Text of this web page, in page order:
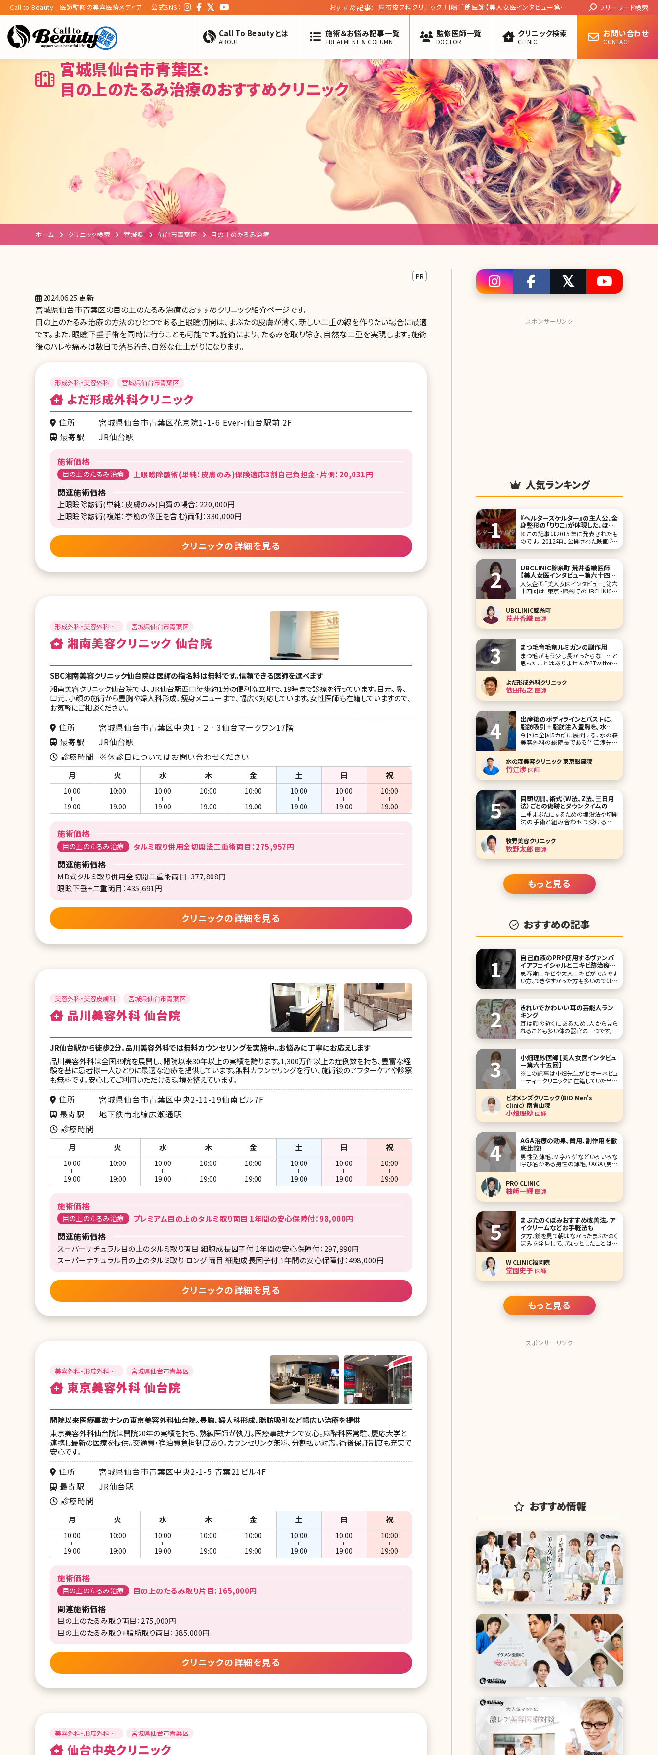
Call to Beauty - 医師監修の美容医療メディア 公式SNS： おすすめ記事:
麻布皮フ科クリニック 川嶋千朗医師【美人女医インタビュー第十
Search:
フリーワード検索
Call To Beautyとは
ABOUT
施術＆お悩み記事一覧
TREATMENT & COLUMN
監修医師一覧
DOCTOR
クリニック検索
CLINIC
お問い合わせ
CONTACT
宮城県仙台市青葉区:
目の上のたるみ治療のおすすめクリニック
ホーム クリニック検索 宮城県 仙台市青葉区 目の上のたるみ治療
PR
2024.06.25 更新
宮城県仙台市青葉区の目の上のたるみ治療のおすすめクリニック紹介ページです。
目の上のたるみ治療の方法のひとつである上眼瞼切開は、まぶたの皮膚が薄く、新しい二重の線を作りたい場合に最適
です。また、眼瞼下垂手術を同時に行うことも可能です。施術により、たるみを取り除き、自然な二重を実現します。施術
後のハレや痛みは数日で落ち着き、自然な仕上がりになります。
形成外科・美容外科 宮城県仙台市青葉区
よだ形成外科クリニック
住所
宮城県仙台市青葉区花京院1-1-6 Ever-i仙台駅前 2F
最寄駅
JR仙台駅
施術価格
目の上のたるみ治療 上眼瞼除皺術(単純：皮膚のみ)保険適応3割自己負担金・片側：20,031円
関連施術価格
上眼瞼除皺術(単純：皮膚のみ)自費の場合：220,000円
上眼瞼除皺術(複雑：挙筋の修正を含む)両側：330,000円
クリニックの詳細を見る
形成外科・美容外科・
美容外科・美容皮膚科
宮城県仙台市青葉区
湘南美容クリニック 仙台院
SBC湘南美容クリニック仙台院は医師の指名料は無料です。信頼できる医師を選べます
湘南美容クリニック仙台院では、JR仙台駅西口徒歩約1分の便利な立地で、19時まで診療を行っています。目元、鼻、
口元、小顔の施術から豊胸や婦人科形成、痩身メニューまで、幅広く対応しています。女性医師も在籍していますので、
お気軽にご相談ください。
住所
宮城県仙台市青葉区中央1‐2‐3仙台マークワン17階
最寄駅
JR仙台駅
診療時間 ※休診日についてはお問い合わせください
月 火 水 木 金 土 日 祝
10:00
19:00
10:00
19:00
10:00
19:00
10:00
19:00
10:00
19:00
10:00
19:00
10:00
19:00
10:00
19:00
施術価格
目の上のたるみ治療 タルミ取り併用全切開法二重術両目：275,957円
関連施術価格
MD式タルミ取り併用全切開二重術両目：377,808円
眼瞼下垂+二重両目：435,691円
クリニックの詳細を見る
美容外科・美容皮膚科 宮城県仙台市青葉区
品川美容外科 仙台院
JR仙台駅から徒歩2分。品川美容外科では無料カウンセリングを実施中。お悩みに丁寧にお応えします
品川美容外科は全国39院を展開し、開院以来30年以上の実績を誇ります。1,300万件以上の症例数を持ち、豊富な経
験を基に患者様一人ひとりに最適な治療を提供しています。無料カウンセリングを行い、施術後のアフターケアや診察
も無料です。安心してご利用いただける環境を整えています。
住所
宮城県仙台市青葉区中央2-11-19仙南ビル7F
最寄駅
地下鉄南北線広瀬通駅
診療時間
月 火 水 木 金 土 日 祝
10:00
19:00
10:00
19:00
10:00
19:00
10:00
19:00
10:00
19:00
10:00
19:00
10:00
19:00
10:00
19:00
施術価格
目の上のたるみ治療 プレミアム目の上のタルミ取り両目 1年間の安心保障付：98,000円
関連施術価格
スーパーナチュラル目の上のタルミ取り両目 細胞成長因子付 1年間の安心保障付：297,990円
スーパーナチュラル目の上のタルミ取り ロング 両目 細胞成長因子付 1年間の安心保障付：498,000円
クリニックの詳細を見る
美容外科・形成外科・
美容皮膚科
宮城県仙台市青葉区
東京美容外科 仙台院
開院以来医療事故ナシの東京美容外科仙台院。豊胸、婦人科形成、脂肪吸引など幅広い治療を提供
東京美容外科仙台院は開院20年の実績を持ち、熟練医師が執刀。医療事故ナシで安心。麻酔科医常駐、慶応大学と
連携し最新の医療を提供。交通費・宿泊費負担制度あり。カウンセリング無料、分割払い対応。術後保証制度も充実で
安心です。
住所
宮城県仙台市青葉区中央2-1-5 青葉21ビル4F
最寄駅
JR仙台駅
診療時間
月 火 水 木 金 土 日 祝
10:00
19:00
10:00
19:00
10:00
19:00
10:00
19:00
10:00
19:00
10:00
19:00
10:00
19:00
10:00
19:00
施術価格
目の上のたるみ治療 目の上のたるみ取り片目：165,000円
関連施術価格
目の上のたるみ取り両目：275,000円
目の上のたるみ取り+脂肪取り両目：385,000円
クリニックの詳細を見る
美容外科・形成外科・
皮膚科・婦人科・泌尿
器科
宮城県仙台市青葉区
仙台中央クリニック
スポンサーリンク
人気ランキング
『ヘルタースケルター』の主人公、全
身整形の「りりこ」が体現した、ほん
とうの「女の主体性」／北条かや
※この記事は2015年に発表されたも
のです。 2012年に公開された映画『ヘ
ルタースケルター』（原作・岡崎京子、監
だった。いわずとしれたストーリーは、
全身整形のスター「りりこ」が、芸能界
の頂点に上り詰めるも、
UBCLINIC錦糸町 荒井香織医師
【美人女医インタビュー第六十四
回】
人気企画「美人女医インタビュー」第六
十四回は、東京・錦糸町のUBCLINIC錦
糸町で院長を務める荒井香織（あらい
かおり）先生です。 レアな、歯科医師と
医師のダブルライセンス保持者。それ
だけでも努力家であり、探求家である
と知れますが、不安を持って来院する
UBCLINIC錦糸町
荒井香織医師
まつ毛育毛剤ルミガンの副作用
まつ毛がもう少し長かったらな……と
思ったことはありませんか?Twitterな
どで美容に興味のある方がまつ毛を長
くしたいというツイートを見かけること
も多いですが、そこでおすすめされてい
るのがまつ毛育毛に効果があると言わ
れているルミガン。2014年にはついに
よだ形成外科クリニック
依田拓之 医師
出産後のボディラインとバストに、
脂肪吸引＋脂肪注入豊胸を。水の
森美容外科総院長が徹底解説
今回は全国5カ所に展開する、水の森
美容外科の総院長である竹江渉先生
に、脂肪吸引と取った脂肪を使ってバス
トアップする脂肪注入豊胸について、詳
しく解説して頂きました。 通常の脂肪吸
引のメリット、デメリットはもちろん、産
後の女性の多くが直面するボディライ
水の森美容クリニック 東京銀座院
竹江渉医師
目頭切開、術式（W法、Z法、三日月
法）ごとの傷跡とダウンタイムの違
い
二重まぶたにするための埋没法や切開
法の手術と組み合わせて受けること
で、タレントのような華やかなはっきり
きくみえる目頭切開の手術。効果がは
っきりとわかる手術であるものの、ダウ
ンタイムが長引いたり、傷跡が残ってし
術でもあります。これか
牧野美容クリニック
牧野太郎 医師
もっと見る
おすすめの記事
自己血液のPRP使用するヴァンパ
イアフェイシャルとニキビ跡治療の
今
思春期ニキビや大人ニキビができやす
い方、できやすかった方も多いのではな
いでしょうか?私もそのひとりです。高校
着いた今の悩みはニキビ跡の色素沈着
やクレーターです。 クレーターはニキビ
が炎症を過度に起こすと肌の奥の真皮
層まで
きれいでかわいい耳の芸能人ラン
キング
耳は顔の近くにあるため、人から見ら
れることも多い体の器官の一つです。い
ろいろと人によって形も違うため、耳に
るという、実は大事なパーツでもありま
す。 今回は、かわいい耳・きれいな耳・
個性的な耳などを持つ芸能人をランキ
ングでご紹介です! 第1位 剛力彩芽
小畑理紗医師【美人女医インタビュ
ー第六十五回】
※この記事は小畑先生がピオーネビュ
ーティークリニックに在籍していた当時
の記事です。 人気企画「美人女医イン
タビュー」第六十五回は、東京・西新宿
のピオーネビューティークリニック
（Pione Beauty Clinic）の小畑理紗（お
ばた りさ）先生です。 ピオーネビューテ
ィークリニックは、お顔のた
ビオメンズクリニック（BIO Men's
clinic） 南青山院
小畑理紗医師
AGA治療の効果、費用、副作用を徹
底比較!
男性型薄毛、M字ハゲなどいろいろな
呼び名がある男性の薄毛。「AGA（男性
型薄毛）は治療できます」というCMを見
治らないと考えている方もいるのでは
ないでしょうか。ここではAGAとはどん
な症状なのか、またどんな
PRO CLINIC
柚﨑一輝医師
まぶたのくぼみおすすめ改善法。ア
イクリームなどお手軽法も
夕方、鏡を見て朝はなかったまぶたのく
ぼみを発見して、ぎょっとしたことはあ
りませんか？たるみと同様、徐々に進行
していくまぶたのくぼみはシミやしわ、
たるみよりも気がつきにくいエイジング
サイン。女性の見た目年齢をあげて疲
れた印象を与えてしまいます。「この、疲
いる方も
W CLINIC福岡院
堂園史子医師
もっと見る
スポンサーリンク
おすすめ情報